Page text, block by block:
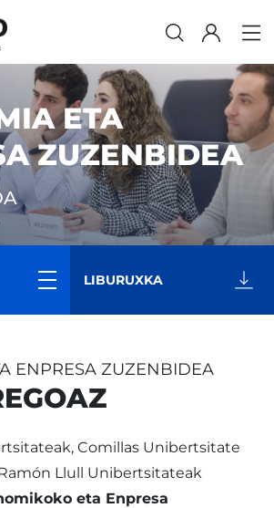
ETA
ZUZENBIDEA
LIBURUXKA
ENPRESA ZUZENBIDEA
Comillas Unibertsitate
Llull Unibertsitateak
eta Enpresa